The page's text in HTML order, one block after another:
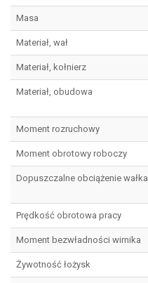
Masa
Materiał, wał
Materiał, kołnierz
Materiał, obudowa
Moment rozruchowy
Moment obrotowy roboczy
Dopuszczalne obciążenie wałka
Prędkość obrotowa pracy
Moment bezwładności wirnika
Żywotność łożysk